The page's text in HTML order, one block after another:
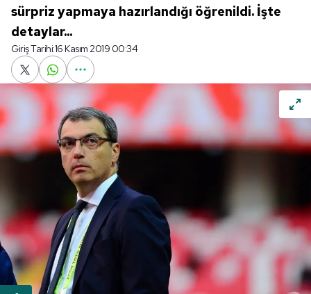
sürpriz yapmaya hazırlandığı öğrenildi. İşte
detaylar...
Giriş Tarihi:16 Kasım 2019 00:34